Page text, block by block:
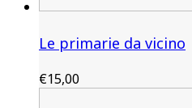
Le primarie da vicino
€15,00